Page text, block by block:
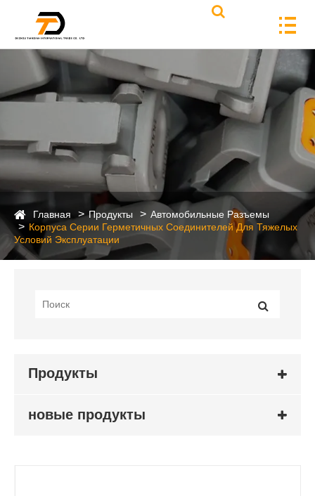
Главная Продукты
Автомобильные Разъемы
Корпуса Серии Герметичных Соединителей Для Тяжелых
Условий Эксплуатации
Продукты
новые продукты